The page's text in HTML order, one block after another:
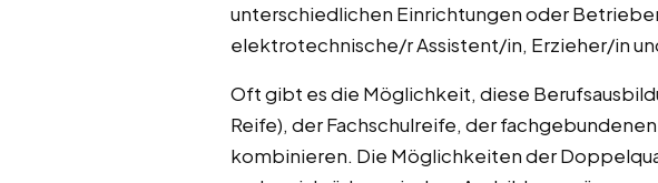
unterschiedlichen Einrichtungen oder
elektrotechnische/r Assistent/in, Erzieher/in
Oft gibt es die Möglichkeit, diese
Reife), der Fachschulreife, der
kombinieren. Die Möglichkeiten der